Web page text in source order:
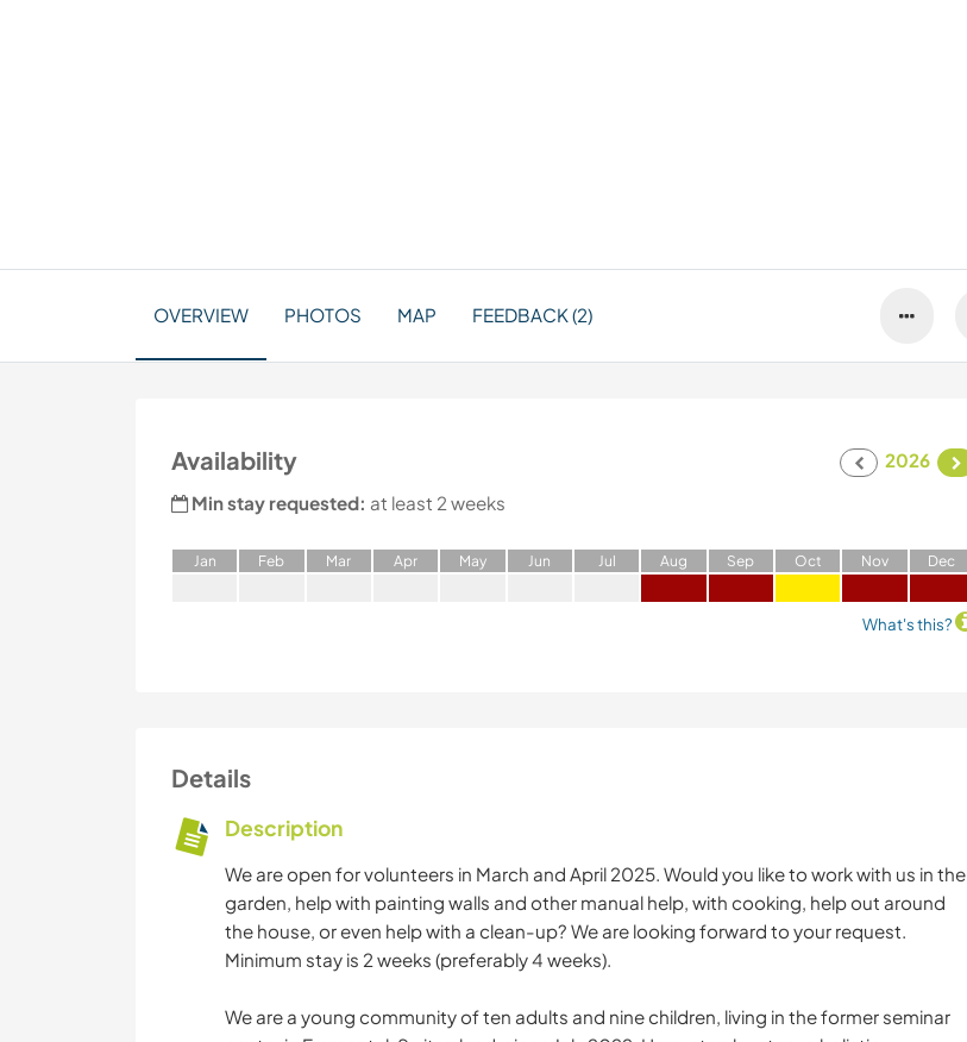
OVERVIEW PHOTOS MAP FEEDBACK (2)
Availability
2026
Min stay requested: at least 2 weeks
Jan Feb Mar Apr May Jun Jul Aug Sep Oct Nov Dec
What's this?
Details
Description
We are open for volunteers in March and April 2025. Would you like to work with us in the
garden, help with painting walls and other manual help, with cooking, help out around
the house, or even help with a clean-up? We are looking forward to your request.
Minimum stay is 2 weeks (preferably 4 weeks).
We are a young community of ten adults and nine children, living in the former seminar